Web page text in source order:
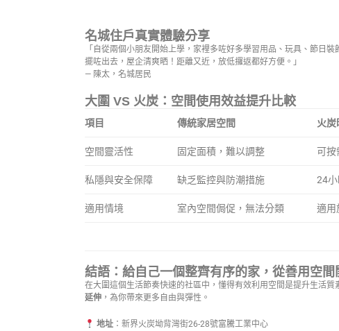
名城住戶真實體驗分享
「自從兩個小朋友開始上學，家裡多咗好多學習用品、玩具、節日
擺咗出去，屋企清爽晒！距離又近，放低攞返都好方便。」
— 陳太，名城居民
大圍 VS 火炭：空間使用效益提升比較
項目 傳統家居空間 火炭
空間靈活性 固定面積，難以調整 可按
私隱與安全保障 缺乏監控與防潮措施 24小
適用情境 室內空間侷促，無法分類 適用
結語：給自己一個整齊有序的家，從善用空間
在大圍這個生活節奏快速的社區中，懂得有效利用空間是提升生活質
延伸 ，為你帶來更多自由與彈性。
地址：新界火炭坳背灣街26-28號富騰工業中心